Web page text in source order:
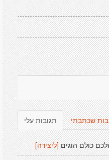
תגובות עלי שכתבתי
כולם הוגים [ליצירה]